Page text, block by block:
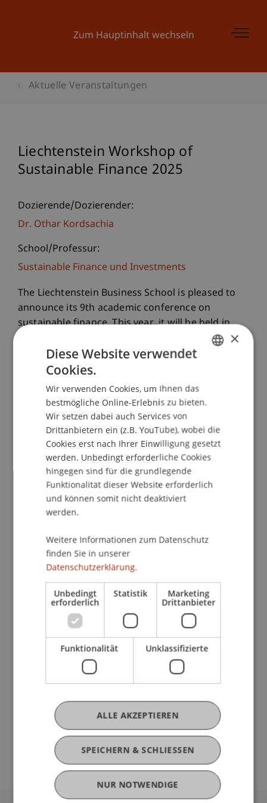
Zum Hauptinhalt wechseln
Aktuelle Veranstaltungen
Liechtenstein Workshop of
Sustainable Finance 2025
Dozierende/Dozierender:
Dr. Othar Kordsachia
School/Professur:
Sustainable Finance und Investments
The Liechtenstein Business School is pleased to
announce its 9th academic conference on
sustainable finance. This year, it will be held in
person at the University of Liechtenstein in Vaduz
on September 25th. The conference will be
exclusively held on-site, allowing for direct
interaction and networking among attendees.
Scheduleis online now.
The "Call for Paper" has been closed.
Partner
Veranstaltungsdetails
Downloads/Links
×
Diese Website verwendet
Cookies.
Wir verwenden Cookies, um Ihnen das
bestmögliche Online-Erlebnis zu bieten.
Wir setzen dabei auch Services von
Drittanbietern ein (z.B. YouTube), wobei die
Cookies erst nach Ihrer Einwilligung gesetzt
werden. Unbedingt erforderliche Cookies
hingegen sind für die grundlegende
Funktionalität dieser Website erforderlich
und können somit nicht deaktiviert
werden.
Weitere Informationen zum Datenschutz
finden Sie in unserer
Datenschutzerklärung.
Unbedingt
erforderlich
Statistik Marketing
Drittanbieter
Funktionalität Unklassifizierte
SPEICHERN & SCHLIESSEN
ALLE AKZEPTIEREN
NUR NOTWENDIGE